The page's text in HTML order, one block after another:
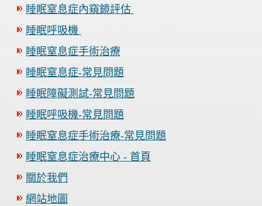
睡眠窒息症內窺鏡評估
睡眠呼吸機
睡眠窒息症手術治療
睡眠窒息症-常見問題
睡眠障礙測試-常見問題
睡眠呼吸機-常見問題
睡眠窒息症手術治療-常見問題
睡眠窒息症治療中心 - 首頁
關於我們
網站地圖